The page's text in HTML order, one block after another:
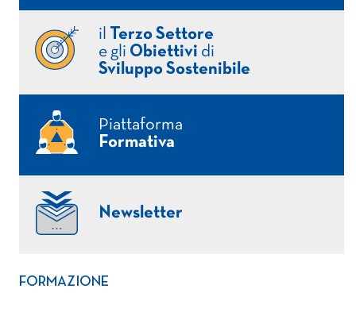
il
Terzo Settore
e gli Obiettivi di
Sviluppo Sostenibile
Piattaforma
Formativa
Newsletter
FORMAZIONE